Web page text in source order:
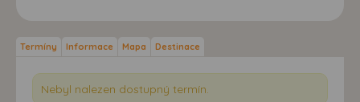
Termíny Informace Mapa Destinace
Nebyl nalezen dostupný termín.